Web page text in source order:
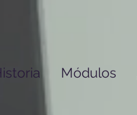
Módulos